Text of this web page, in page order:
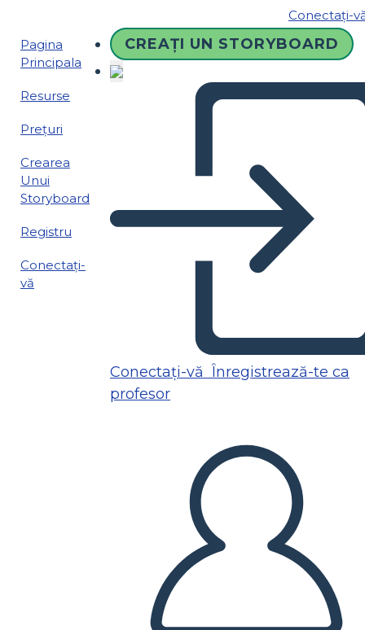
Conectați-
Pagina
Principala
Resurse
Prețuri
Crearea
Unui
Storyboard
Registru
Conectați-
vă
CREAȚI UN STORYBOARD
Conectați-vă Înregistrează-te ca
profesor